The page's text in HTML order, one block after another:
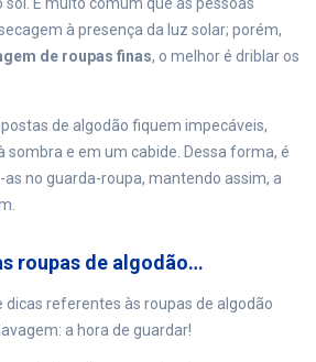
É muito comum que as pessoas
à presença da luz solar; porém,
de roupas finas, o melhor é driblar os
de algodão fiquem impecáveis,
sombra e em um cabide. Dessa forma, é
no guarda-roupa, mantendo assim, a
roupas de algodão…
referentes às roupas de algodão
a hora de guardar!